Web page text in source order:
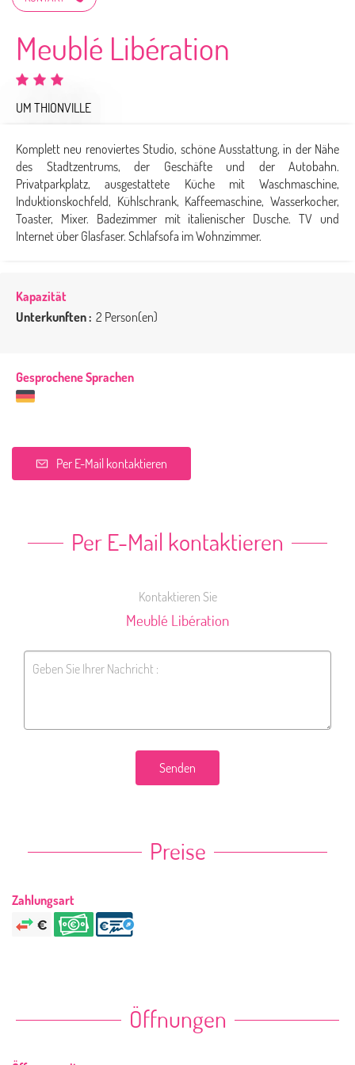
Meublé Libération
UM THIONVILLE
Komplett neu renoviertes Studio, schöne Ausstattung, in der Nähe
des Stadtzentrums, der Geschäfte und der Autobahn.
Privatparkplatz, ausgestattete Küche mit Waschmaschine,
Induktionskochfeld, Kühlschrank, Kaffeemaschine, Wasserkocher,
Toaster, Mixer. Badezimmer mit italienischer Dusche. TV und
Internet über Glasfaser. Schlafsofa im Wohnzimmer.
Kapazität
Unterkunften : 2 Person(en)
Gesprochene Sprachen
Per E-Mail kontaktieren
Per E-Mail kontaktieren
Kontaktieren Sie
Meublé Libération
Senden
Preise
Zahlungsart
Öffnungen